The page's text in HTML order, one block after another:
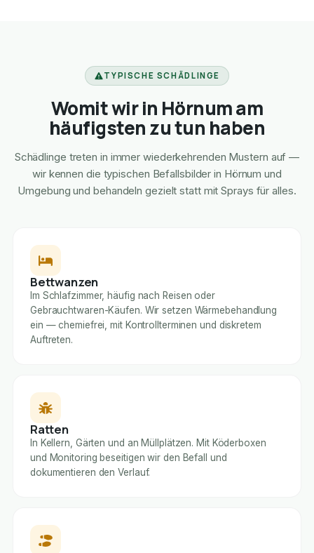
TYPISCHE SCHÄDLINGE
Womit wir in Hörnum am
häufigsten zu tun haben
Schädlinge treten in immer wiederkehrenden Mustern auf —
wir kennen die typischen Befallsbilder in Hörnum und
Umgebung und behandeln gezielt statt mit Sprays für alles.
Bettwanzen
Im Schlafzimmer, häufig nach Reisen oder
Gebrauchtwaren-Käufen. Wir setzen Wärmebehandlung
ein — chemiefrei, mit Kontrollterminen und diskretem
Auftreten.
Ratten
In Kellern, Gärten und an Müllplätzen. Mit Köderboxen
und Monitoring beseitigen wir den Befall und
dokumentieren den Verlauf.